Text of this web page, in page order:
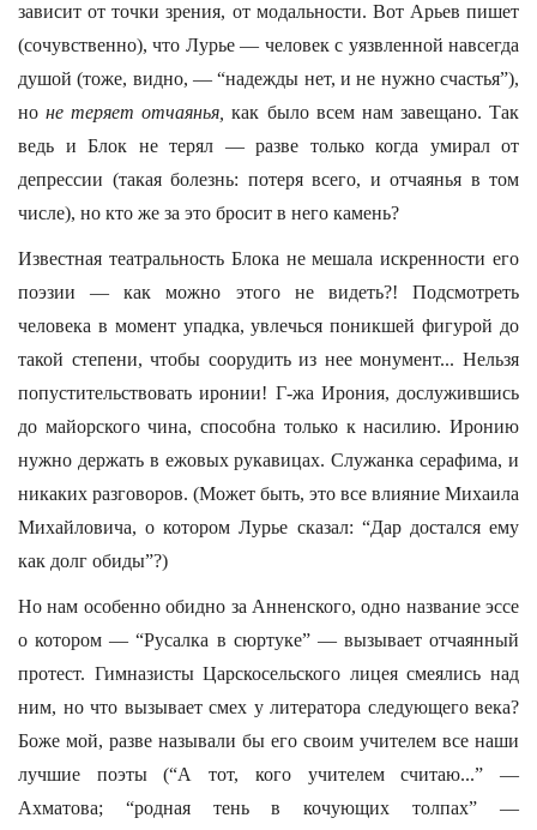
зависит от точки зрения, от модальности. Вот Арьев пишет
(сочувственно), что Лурье — человек с уязвленной навсегда
душой (тоже, видно, — “надежды нет, и не нужно счастья”),
ноне теряет отчаянья, как было всем нам завещано. Так
ведь и Блок не терял — разве только когда умирал от
депрессии (такая болезнь: потеря всего, и отчаянья в том
числе), но кто же за это бросит в него камень?
Известная театральность Блока не мешала искренности его
поэзии — как можно этого не видеть?! Подсмотреть
человека в момент упадка, увлечься поникшей фигурой до
такой степени, чтобы соорудить из нее монумент... Нельзя
попустительствовать иронии! Г-жа Ирония, дослужившись
до майорского чина, способна только к насилию. Иронию
нужно держать в ежовых рукавицах. Служанка серафима, и
никаких разговоров. (Может быть, это все влияние Михаила
Михайловича, о котором Лурье сказал: “Дар достался ему
как долг обиды”?)
Но нам особенно обидно за Анненского, одно название эссе
о котором — “Русалка в сюртуке” — вызывает отчаянный
протест. Гимназисты Царскосельского лицея смеялись над
ним, но что вызывает смех у литератора следующего века?
Боже мой, разве называли бы его своим учителем все наши
лучшие поэты (“А тот, кого учителем считаю...” —
Ахматова; “родная тень в кочующих толпах” —